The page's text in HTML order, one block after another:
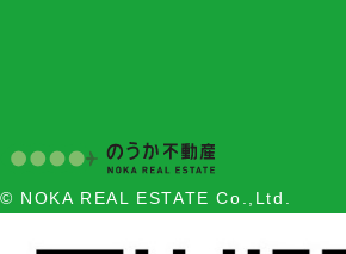
© NOKA REAL ESTATE Co.,Ltd.